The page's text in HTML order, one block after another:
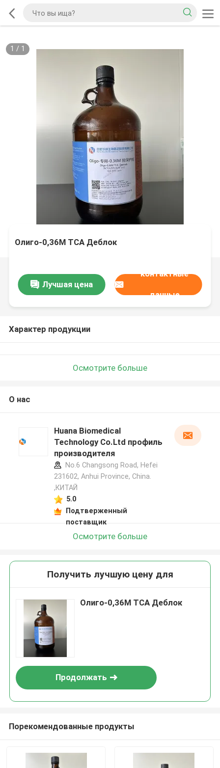
1 / 1
Олиго-0,36M TCA Деблок
Лучшая цена
контактные
данные
Характер продукции
Осмотрите больше
О нас
Huana Biomedical
Technology Co.Ltd профиль
производителя
No.6 Changsong Road, Hefei
231602, Anhui Province, China.
,КИТАЙ
5.0
Подтверженный
поставщик
Осмотрите больше
Получить лучшую цену для
Олиго-0,36M TCA Деблок
Продолжать
Порекомендованные продукты